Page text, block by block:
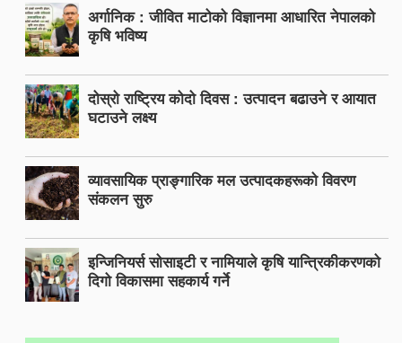
अर्गानिक : जीवित माटोको विज्ञानमा आधारित नेपालको
कृषि भविष्य
दोस्रो राष्ट्रिय कोदो दिवस : उत्पादन बढाउने र आयात
घटाउने लक्ष्य
व्यावसायिक प्राङ्गारिक मल उत्पादकहरूको विवरण
संकलन सुरु
इन्जिनियर्स सोसाइटी र नामियाले कृषि यान्त्रिकीकरणको
दिगो विकासमा सहकार्य गर्ने